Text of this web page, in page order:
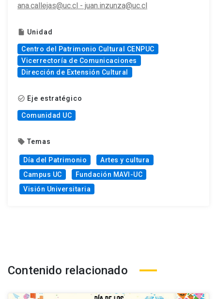
ana.callejas@uc.cl - juan.inzunza@uc.cl
insert_drive_file Unidad
Centro del Patrimonio Cultural CENPUC
Vicerrectoría de Comunicaciones
Dirección de Extensión Cultural
check_circle_outline Eje estratégico
Comunidad UC
local_offer Temas
Día del Patrimonio
Artes y cultura
Campus UC
Fundación MAVI-UC
Visión Universitaria
Contenido relacionado